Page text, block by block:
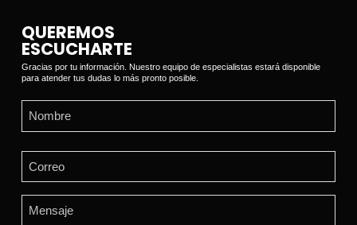
QUEREMOS
ESCUCHARTE
Gracias por tu información. Nuestro equipo de especialistas estará disponible
para atender tus dudas lo más pronto posible.
Email
(Required)
Comments